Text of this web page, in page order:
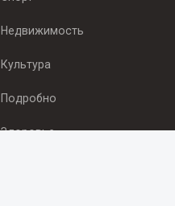
Недвижимость
Культура
Подробно
Здоровье